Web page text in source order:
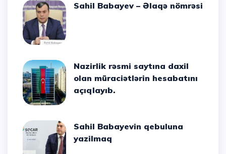
Sahil Babayev – Əlaqə nömrəsi
Nazirlik rəsmi saytına daxil
olan müraciətlərin hesabatını
açıqlayıb.
Sahil Babayevin qebuluna
yazilmaq